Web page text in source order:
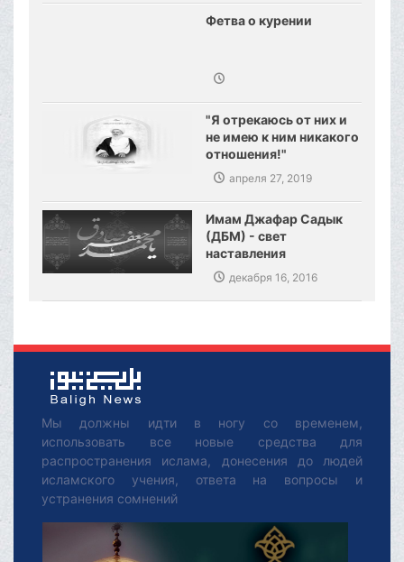
ваххабизма.
Фетва о курении
"Я отрекаюсь от них и
не имею к ним никакого
отношения!"
апреля 27, 2019
Имам Джафар Садык
(ДБМ) - свет
наставления
декабря 16, 2016
Мы должны идти в ногу со временем,
использовать все новые средства для
распространения ислама, донесения до людей
исламского учения, ответа на вопросы и
устранения сомнений